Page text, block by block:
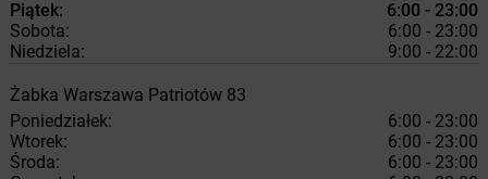
Piątek:
6:00 - 23:00
Sobota:
6:00 - 23:00
Niedziela:
9:00 - 22:00
Żabka Warszawa Patriotów 83
Poniedziałek:
6:00 - 23:00
Wtorek:
6:00 - 23:00
Środa:
6:00 - 23:00